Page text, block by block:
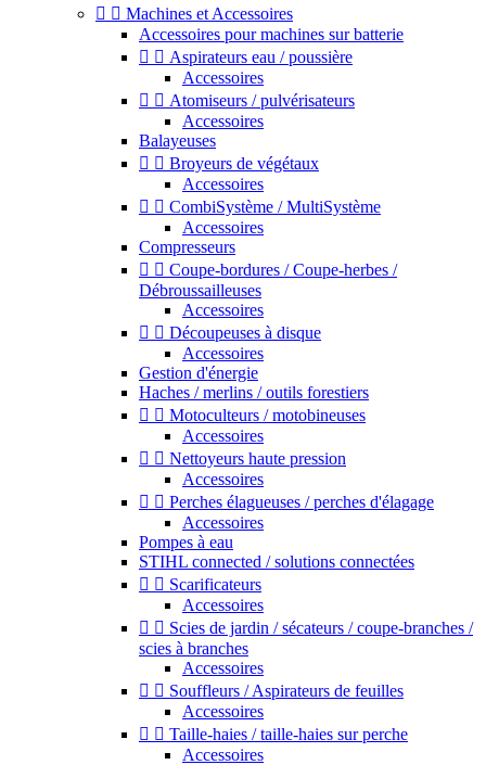
  Machines et Accessoires
Accessoires pour machines sur batterie
  Aspirateurs eau / poussière
Accessoires
  Atomiseurs / pulvérisateurs
Accessoires
Balayeuses
  Broyeurs de végétaux
Accessoires
  CombiSystème / MultiSystème
Accessoires
Compresseurs
  Coupe-bordures / Coupe-herbes /
Débroussailleuses
Accessoires
  Découpeuses à disque
Accessoires
Gestion d'énergie
Haches / merlins / outils forestiers
  Motoculteurs / motobineuses
Accessoires
  Nettoyeurs haute pression
Accessoires
  Perches élagueuses / perches d'élagage
Accessoires
Pompes à eau
STIHL connected / solutions connectées
  Scarificateurs
Accessoires
  Scies de jardin / sécateurs / coupe-branches /
scies à branches
Accessoires
  Souffleurs / Aspirateurs de feuilles
Accessoires
  Taille-haies / taille-haies sur perche
Accessoires